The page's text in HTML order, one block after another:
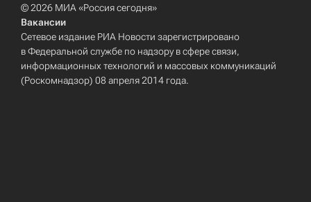
© 2026 МИА «Россия сегодня»
Вакансии
Сетевое издание РИА Новости зарегистрировано
в Федеральной службе по надзору в сфере связи,
информационных технологий и массовых коммуникаций
(Роскомнадзор) 08 апреля 2014 года.